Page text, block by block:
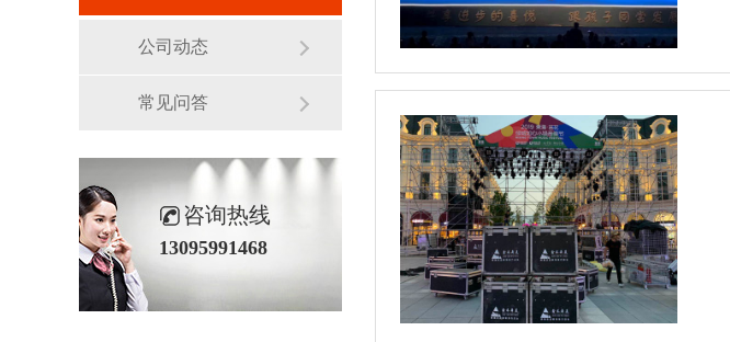
公司动态
常见问答
咨询热线
13095991468